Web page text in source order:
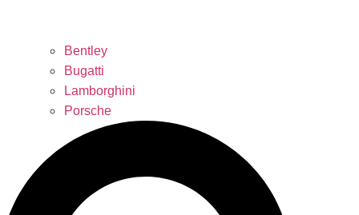
Bentley
Bugatti
Lamborghini
Porsche